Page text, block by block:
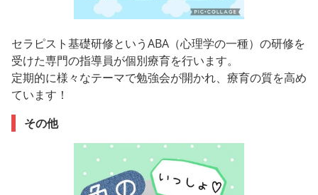
セラピスト基礎研修というABA（心理学の一種）の研修を
受けた専門の指導員が個別療育を行います。
定期的に様々なテーマで勉強会が開かれ、療育の質を高め
ています！
その他